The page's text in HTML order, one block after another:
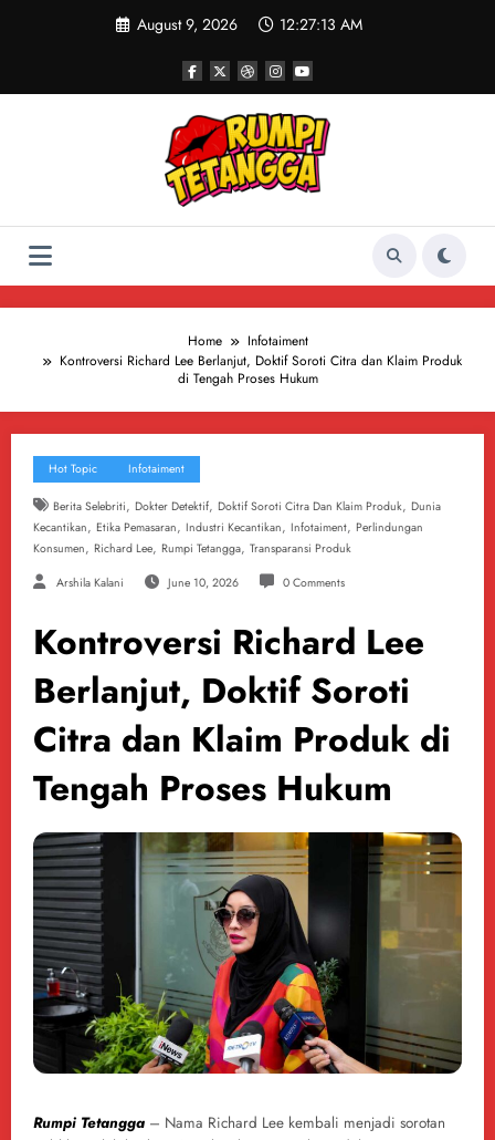
August 9, 2026 12:27:14 AM
Home
Infotaiment
Kontroversi Richard Lee Berlanjut, Doktif Soroti Citra dan Klaim Produk
di Tengah Proses Hukum
Hot Topic Infotaiment
Berita Selebriti, Dokter Detektif, Doktif Soroti Citra Dan Klaim Produk, Dunia
Kecantikan, Etika Pemasaran, Industri Kecantikan, Infotaiment, Perlindungan
Konsumen, Richard Lee, Rumpi Tetangga, Transparansi Produk
Arshila Kalani June 10, 2026 0 Comments
Kontroversi Richard Lee
Berlanjut, Doktif Soroti
Citra dan Klaim Produk di
Tengah Proses Hukum
Rumpi Tetangga – Nama Richard Lee kembali menjadi sorotan